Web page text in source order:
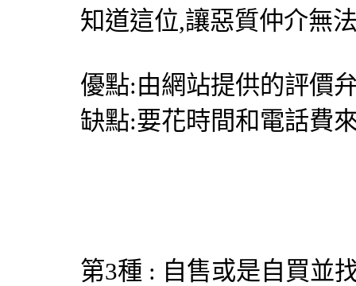
知道這位,讓惡質仲介無
優點:由網站提供的評價
缺點:要花時間和電話費
第3種 : 自售或是自買並